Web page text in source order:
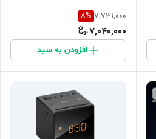
7,731,000
8%
7,040,000
افزودن به سبد